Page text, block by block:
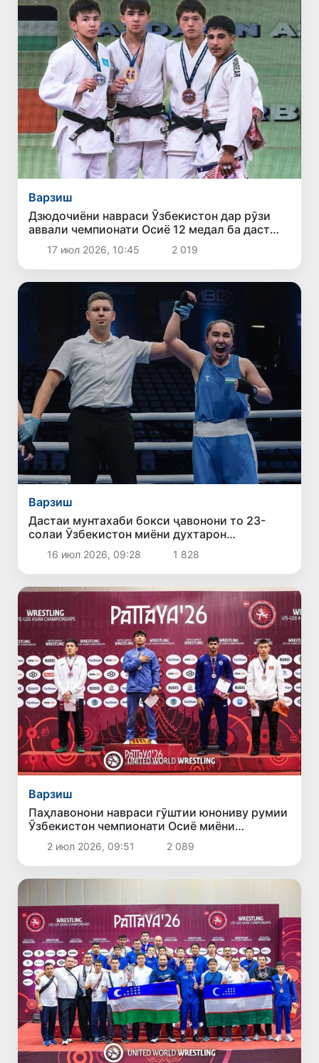
Варзиш
Дзюдочиёни навраси Ӯзбекистон дар рӯзи
аввали чемпионати Осиё 12 медал ба даст
оварданд
17 июл 2026, 10:45 2 019
Варзиш
Дастаи мунтахаби бокси ҷавонони то 23-
солаи Ӯзбекистон миёни духтарон
қаҳрамони Осиё гардид
16 июл 2026, 09:28 1 828
Варзиш
Паҳлавонони навраси гӯштии юнониву румии
Ӯзбекистон чемпионати Осиё миёни
ҷавонони то 20-соларо бомуваффақият оғоз
карданд
2 июл 2026, 09:51 2 089